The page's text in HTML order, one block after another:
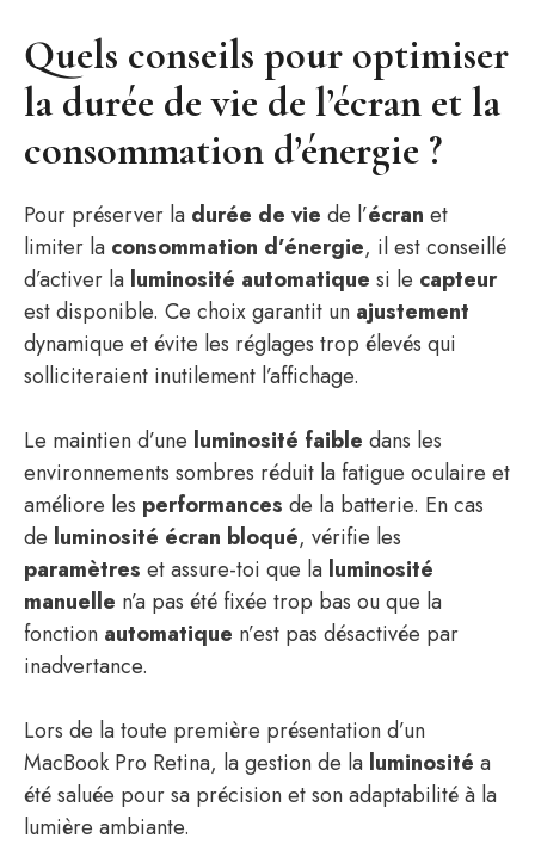
Quels conseils pour optimiser
la durée de vie de l’écran et la
consommation d’énergie ?
Pour préserver la durée de vie de l’écran et
limiter la consommation d’énergie, il est conseillé
d’activer la luminosité automatique si le capteur
est disponible. Ce choix garantit un ajustement
dynamique et évite les réglages trop élevés qui
solliciteraient inutilement l’affichage.
Le maintien d’une luminosité faible dans les
environnements sombres réduit la fatigue oculaire et
améliore les performances de la batterie. En cas
de luminosité écran bloqué, vérifie les
paramètres et assure-toi que la luminosité
manuelle n’a pas été fixée trop bas ou que la
fonction automatique n’est pas désactivée par
inadvertance.
Lors de la toute première présentation d’un
MacBook Pro Retina, la gestion de la luminosité a
été saluée pour sa précision et son adaptabilité à la
lumière ambiante.